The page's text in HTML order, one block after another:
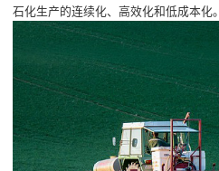
石化生产的连续化、高效化和低成本化。